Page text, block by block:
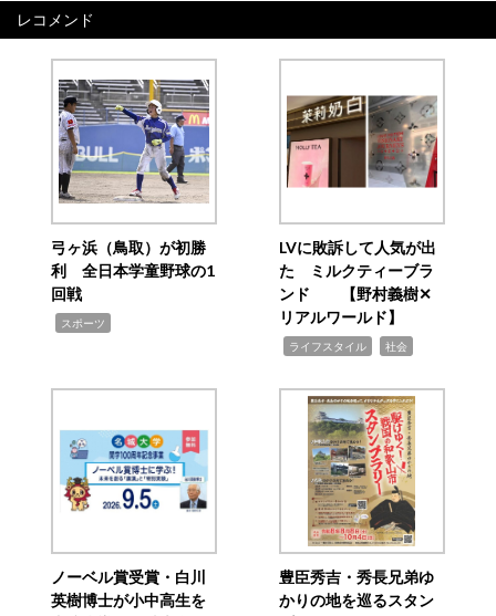
レコメンド
弓ヶ浜（鳥取）が初勝
利 全日本学童野球の1
回戦
スポーツ
LVに敗訴して人気が出
た ミルクティーブラ
ンド 【野村義樹✕
リアルワールド】
ライフスタイル 社会
ノーベル賞受賞・白川
英樹博士が小中高生を
豊臣秀吉・秀長兄弟ゆ
かりの地を巡るスタン